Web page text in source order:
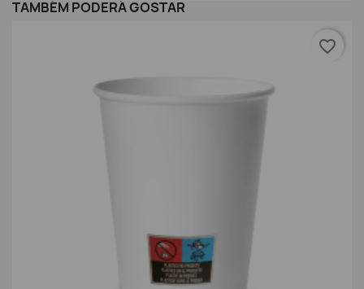
TAMBÉM PODERÁ GOSTAR
favorite_border